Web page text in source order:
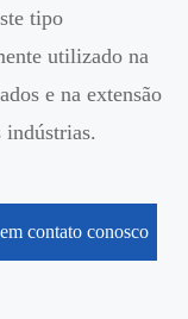
tipo
utilizado na
e na extensão
indústrias.
contato conosco